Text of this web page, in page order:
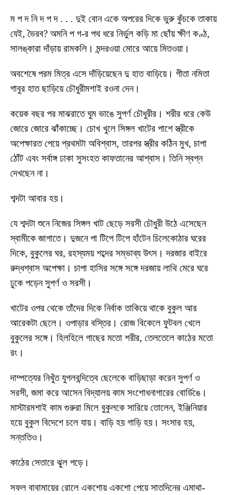
ম প দ নি দ প দ . . . দুই বোন একে অপরের দিকে ভুরু কুঁচকে তাকায়
যেই, ভৈরব? অমনি প গ-র পথ ধরে নির্ভুল কড়ি মা ছোঁয় ক্ষীণ কণ্ঠ,
সালঙ্কারা দাঁড়ায় রামকলি। মন্দরওয়া মোরে আয়ে মিতওয়া।
অবশেষে পরম মিত্র এসে দাঁড়িয়েছেন দু হাত বাড়িয়ে। গীতা নমিতা
গাবুর হাত ছাড়িয়ে চৌধুরীমশাই রওনা দেন।
কয়েক বছর পর মাঝরাতে ঘুম ভাঙে সুপর্ণ চৌধুরীর। শরীর ধরে কেউ
জোরে জোরে ঝাঁকাচ্ছে। চোখ খুলে সিঙ্গল খাটের পাশে স্ত্রীকে
অপেক্ষারত পেয়ে প্রথমটা অবিশ্বাস, তারপর স্ত্রীর কঠিন মুখ, চাপা
ঠোঁট এবং সর্বাঙ্গ ঢাকা সুসংহত কাফতানের আশ্বাস। তিনি স্বপ্ন
দেখছেন না।
শব্দটা আবার হয়।
যে শব্দটা শুনে নিজের সিঙ্গল খাট ছেড়ে সরসী চৌধুরী উঠে এসেছেন
স্বামীকে জাগাতে। দুজনে পা টিপে টিপে হাঁটেন চিলেকোঠার ঘরের
দিকে, বুকুলের ঘর, রহস্যময় শব্দের সম্ভাব্য উৎস। দরজার বাইরে
রুদ্ধশ্বাস অপেক্ষা। চাপা হাসির সঙ্গে সঙ্গে দরজায় লাথি মেরে ঘরে
ঢুকে পড়েন সুপর্ণ ও সরসী।
খাটের ওপর থেকে তাঁদের দিকে নির্বাক তাকিয়ে থাকে বুকুল আর
আরেকটা ছেলে। ওপাড়ার বস্তির। রোজ বিকেলে ফুটবল খেলে
বুকুলের সঙ্গে। হিলহিলে গাছের মতো শরীর, তেলতেলে কাঠের মতো
রং।
দাম্পত্যের নিখুঁত যুগলবন্দিত্বে ছেলেকে বাড়িছাড়া করেন সুপর্ণ ও
সরসী, জমা করে আসেন বিদ্যালয় কাম সংশোধনাগারের বোর্ডিঙে।
মাস্টারমশাই কাম গুরুরা মিলে বুকুলকে সারিয়ে তোলেন, ইঞ্জিনিয়ার
হয়ে বুকুল বিদেশে চলে যায়। বাড়ি হয় গাড়ি হয়। সংসার হয়,
সন্ততিও।
কাঠের সেতারে ঝুল পড়ে।
সফল বাবামায়ের রোলে একশোয় একশো পেয়ে সাতদিনের এমাথা-